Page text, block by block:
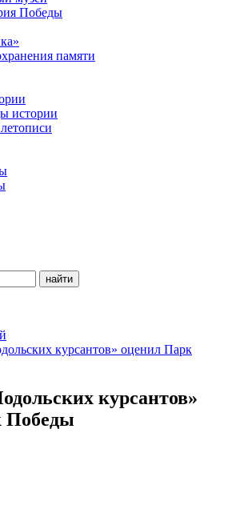
Победы
памяти
истории
курсантов» оценил Парк
курсантов»
Победы